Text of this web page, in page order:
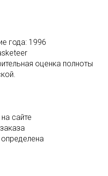
года: 1996
оценка полноты
сайте